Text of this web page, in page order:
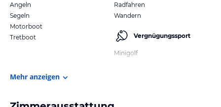
Angeln
Segeln
Motorboot
Tretboot
Radfahren
Wandern
Vergnügungssport
Minigolf
Mehr anzeigen